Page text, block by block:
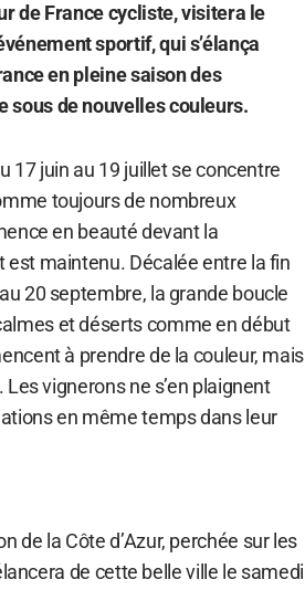
de France cycliste, visitera le
sportif, qui s’élança
en pleine saison des
sous de nouvelles couleurs.
17 juin au 19 juillet se concentre
toujours de nombreux
en beauté devant la
maintenu. Décalée entre la fin
20 septembre, la grande boucle
et déserts comme en début
à prendre de la couleur, mais
vignerons ne s’en plaignent
en même temps dans leur
de la Côte d’Azur, perchée sur les
de cette belle ville le samedi